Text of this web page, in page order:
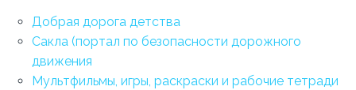
Добрая дорога детства
Сакла (портал по безопасности дорожного
движения
Мультфильмы, игры, раскраски и рабочие тетради